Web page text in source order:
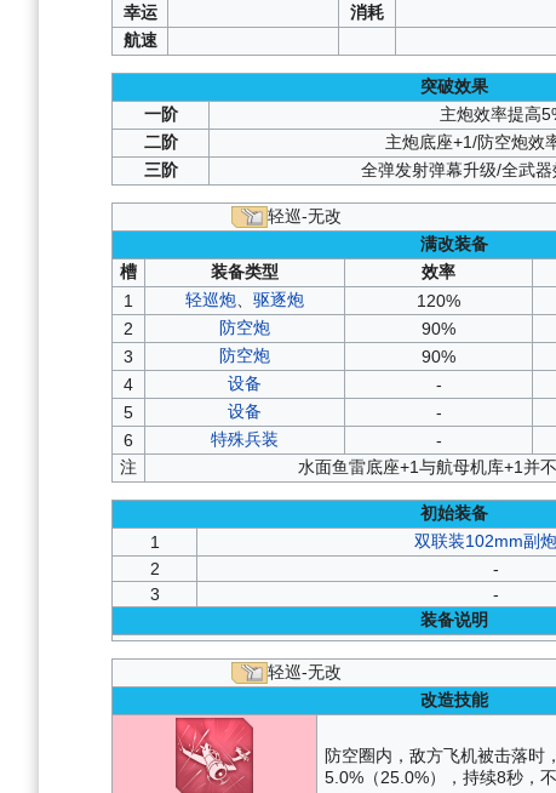
幸运
消耗
航速
突破效果
一阶
主炮效率提高
二阶
主炮底座+1/防空炮效
三阶
全弹发射弹幕升级/全武
轻巡-无改
满改装备
槽
装备类型 效率
1
轻巡炮 驱逐炮 120%
2
防空炮 90%
3
防空炮 90%
4
设备 -
5
设备 -
6
特殊兵装 -
注
水面鱼雷底座+1与航母机库+1并
初始装备
1
双联装102mm副
2
-
3
-
装备说明
轻巡-无改
改造技能
防空圈内，敌方飞机被击落时
5.0%（25.0%），持续8秒，